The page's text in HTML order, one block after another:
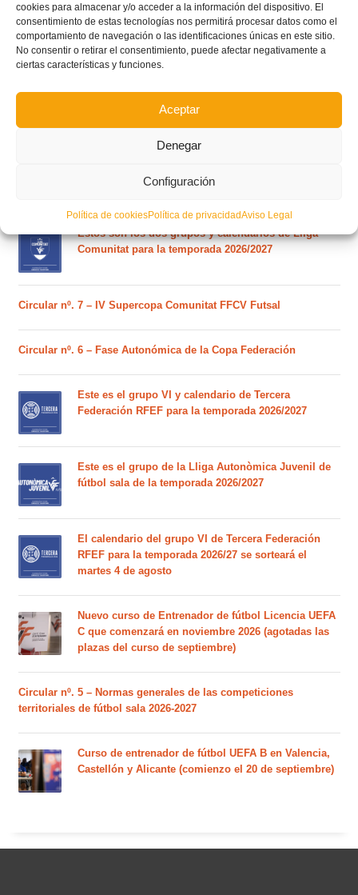
cookies para almacenar y/o acceder a la información del dispositivo. El
consentimiento de estas tecnologías nos permitirá procesar datos como el
comportamiento de navegación o las identificaciones únicas en este sitio.
No consentir o retirar el consentimiento, puede afectar negativamente a
ciertas características y funciones.
Aceptar
Denegar
Configuración
Política de cookiesPolítica de privacidadAviso Legal
en el embajador de la Comunitat Valenciana
Estos son los dos grupos y calendarios de Lliga
Comunitat para la temporada 2026/2027
Circular nº. 7 – IV Supercopa Comunitat FFCV Futsal
Circular nº. 6 – Fase Autonómica de la Copa Federación
Este es el grupo VI y calendario de Tercera
Federación RFEF para la temporada 2026/2027
Este es el grupo de la Lliga Autonòmica Juvenil de
fútbol sala de la temporada 2026/2027
El calendario del grupo VI de Tercera Federación
RFEF para la temporada 2026/27 se sorteará el
martes 4 de agosto
Nuevo curso de Entrenador de fútbol Licencia UEFA
C que comenzará en noviembre 2026 (agotadas las
plazas del curso de septiembre)
Circular nº. 5 – Normas generales de las competiciones
territoriales de fútbol sala 2026-2027
Curso de entrenador de fútbol UEFA B en Valencia,
Castellón y Alicante (comienzo el 20 de septiembre)